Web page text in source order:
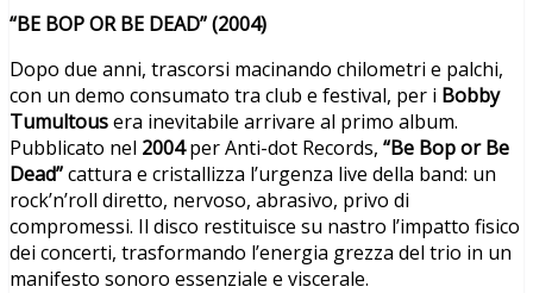
“BE BOP OR BE DEAD” (2004)
Dopo due anni, trascorsi macinando chilometri e palchi,
con un demo consumato tra club e festival, per i Bobby
Tumultousera inevitabile arrivare al primo album.
Pubblicato nel 2004per Anti-dot Records, “Be Bop or Be
Dead”cattura e cristallizza l’urgenza live della band: un
rock’n’roll diretto, nervoso, abrasivo, privo di
compromessi. Il disco restituisce su nastro l’impatto fisico
dei concerti, trasformando l’energia grezza del trio in un
manifesto sonoro essenziale e viscerale.